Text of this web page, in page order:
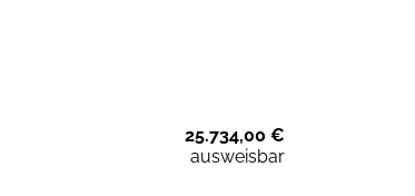
25.734,00 €
ausweisbar